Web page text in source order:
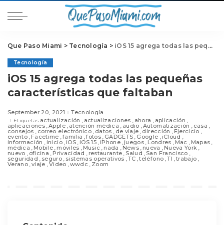
Que Paso Miami > Tecnología > iOS 15 agrega todas las pequeñas características que faltaban
Tecnología
iOS 15 agrega todas las pequeñas
características que faltaban
September 20, 2021 Tecnología
Etiquetas actualización actualizaciones ahora aplicación
aplicaciones Apple atención médica audio Automatización casa
consejos correo electrónico datos de viaje dirección Ejercicio
evento Facetime familia fotos GADGETS Google iCloud
información inicio iOS iOS 15 iPhone juegos Londres Mac Mapas
médica Mobile móviles Music nada News nueva Nueva York
nuevo oficina Privacidad restaurante Salud San Francisco
seguridad seguro sistemas operativos TC teléfono TI trabajo
Verano viaje Video wwdc Zoom